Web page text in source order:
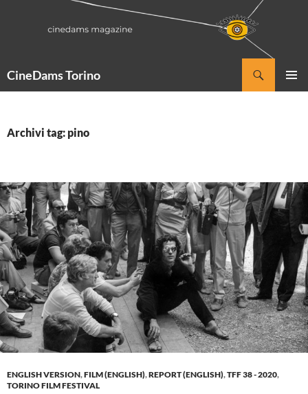
CineDams Torino
Archivi tag: pino
ENGLISH VERSION,FILM (ENGLISH),REPORT (ENGLISH),TFF 38 - 2020,
TORINO FILM FESTIVAL